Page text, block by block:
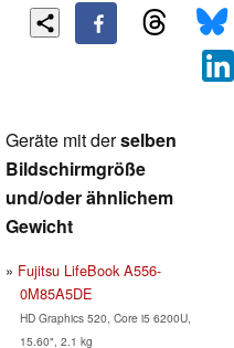
Geräte mit derselben
Bildschirmgröße
und/oder ähnlichem
Gewicht
Fujitsu LifeBook A556-
0M85A5DE
HD Graphics 520, Core i5 6200U,
15.60", 2.1 kg